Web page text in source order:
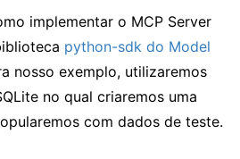
implementar o MCP Server
python-sdk do Model
nosso exemplo, utilizaremos
no qual criaremos uma
com dados de teste.